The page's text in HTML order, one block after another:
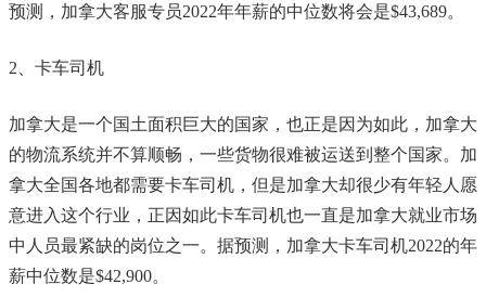
预测，加拿大客服专员2022年年薪的中位数将会是$43,689。
2、卡车司机
加拿大是一个国土面积巨大的国家，也正是因为如此，加拿大
的物流系统并不算顺畅，一些货物很难被运送到整个国家。加
拿大全国各地都需要卡车司机，但是加拿大却很少有年轻人愿
意进入这个行业，正因如此卡车司机也一直是加拿大就业市场
中人员最紧缺的岗位之一。据预测，加拿大卡车司机2022的年
薪中位数是$42,900。